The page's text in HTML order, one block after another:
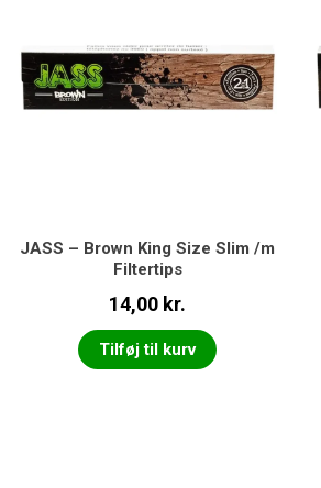
JASS – Brown King Size Slim /m
Filtertips
14,00 kr.
Tilføj til kurv